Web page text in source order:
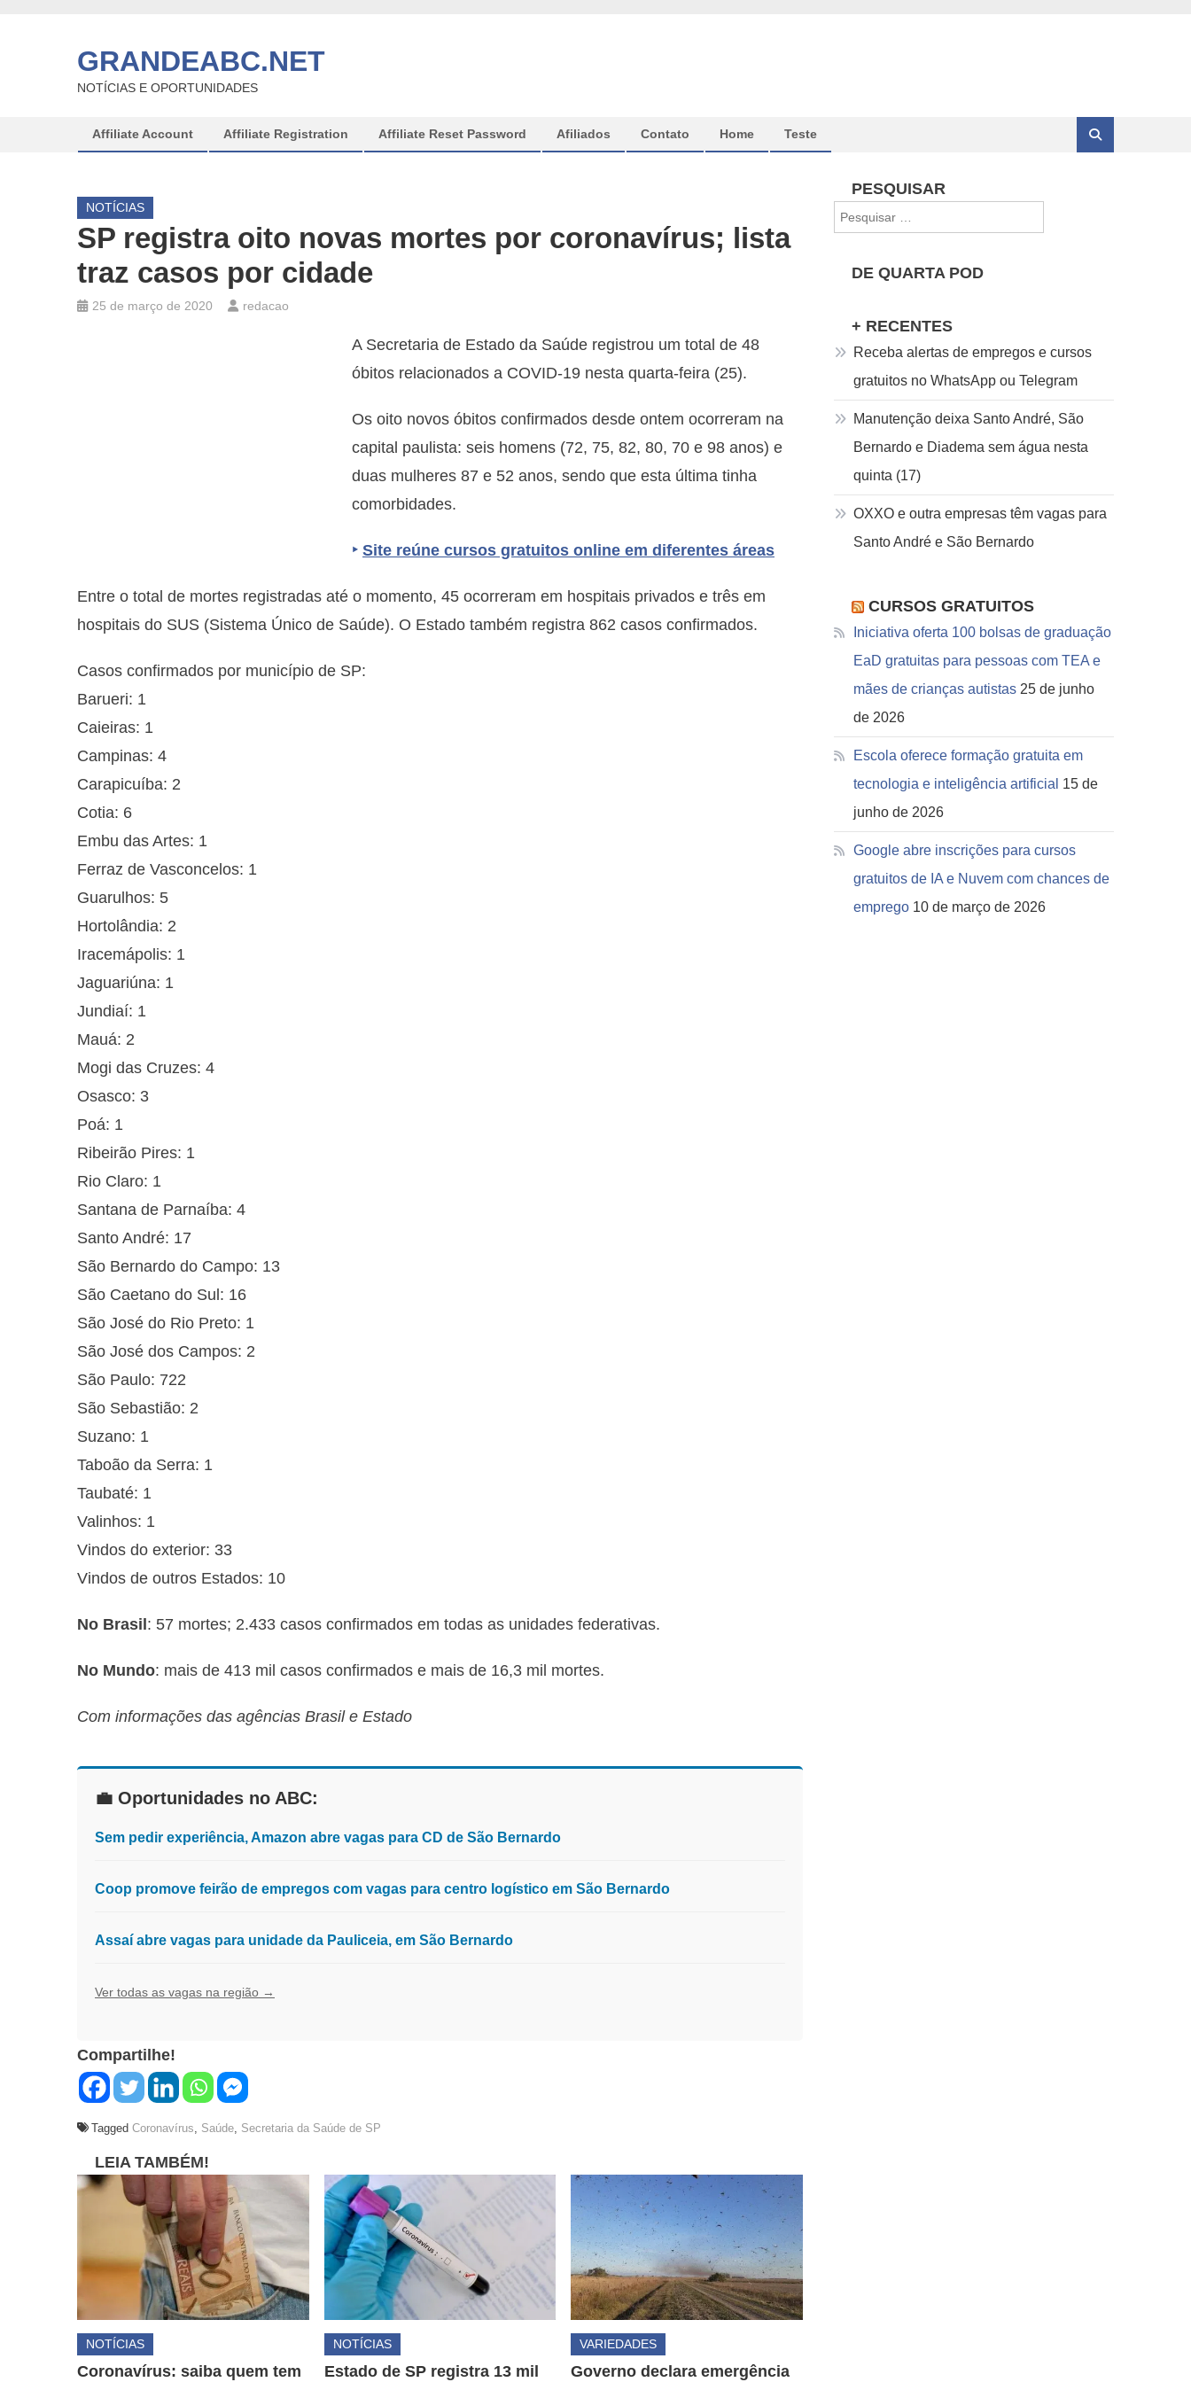
GRANDEABC.NET
NOTÍCIAS E OPORTUNIDADES
Affiliate Account Affiliate Registration Affiliate Reset Password Afiliados Contato Home Teste
NOTÍCIAS
SP registra oito novas mortes por coronavírus; lista
traz casos por cidade
25 de março de 2020 redacao
A Secretaria de Estado da Saúde registrou um total de 48
óbitos relacionados a COVID-19 nesta quarta-feira (25).
Os oito novos óbitos confirmados desde ontem ocorreram na
capital paulista: seis homens (72, 75, 82, 80, 70 e 98 anos) e
duas mulheres 87 e 52 anos, sendo que esta última tinha
comorbidades.
‣ Site reúne cursos gratuitos online em diferentes áreas
Entre o total de mortes registradas até o momento, 45 ocorreram em hospitais privados e três em
hospitais do SUS (Sistema Único de Saúde). O Estado também registra 862 casos confirmados.
Casos confirmados por município de SP:
Barueri: 1
Caieiras: 1
Campinas: 4
Carapicuíba: 2
Cotia: 6
Embu das Artes: 1
Ferraz de Vasconcelos: 1
Guarulhos: 5
Hortolândia: 2
Iracemápolis: 1
Jaguariúna: 1
Jundiaí: 1
Mauá: 2
Mogi das Cruzes: 4
Osasco: 3
Poá: 1
Ribeirão Pires: 1
Rio Claro: 1
Santana de Parnaíba: 4
Santo André: 17
São Bernardo do Campo: 13
São Caetano do Sul: 16
São José do Rio Preto: 1
São José dos Campos: 2
São Paulo: 722
São Sebastião: 2
Suzano: 1
Taboão da Serra: 1
Taubaté: 1
Valinhos: 1
Vindos do exterior: 33
Vindos de outros Estados: 10
No Brasil : 57 mortes; 2.433 casos confirmados em todas as unidades federativas.
No Mundo: mais de 413 mil casos confirmados e mais de 16,3 mil mortes.
Com informações das agências Brasil e Estado
💼 Oportunidades no ABC:
Sem pedir experiência, Amazon abre vagas para CD de São Bernardo
Coop promove feirão de empregos com vagas para centro logístico em São Bernardo
Assaí abre vagas para unidade da Pauliceia, em São Bernardo
Ver todas as vagas na região →
Compartilhe!
Tagged Coronavírus, Saúde, Secretaria da Saúde de SP
LEIA TAMBÉM!
NOTÍCIAS
Coronavírus: saiba quem tem
NOTÍCIAS
Estado de SP registra 13 mil
VARIEDADES
Governo declara emergência
PESQUISAR
por:
DE QUARTA POD
+ RECENTES
Receba alertas de empregos e cursos
gratuitos no WhatsApp ou Telegram
Manutenção deixa Santo André, São
Bernardo e Diadema sem água nesta
quinta (17)
OXXO e outra empresas têm vagas para
Santo André e São Bernardo
CURSOS GRATUITOS
Iniciativa oferta 100 bolsas de graduação
EaD gratuitas para pessoas com TEA e
mães de crianças autistas 25 de junho
de 2026
Escola oferece formação gratuita em
tecnologia e inteligência artificial 15 de
junho de 2026
Google abre inscrições para cursos
gratuitos de IA e Nuvem com chances de
emprego 10 de março de 2026